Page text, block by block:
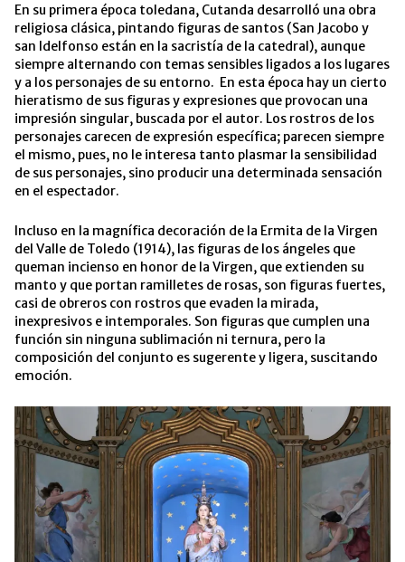
En su primera época toledana, Cutanda desarrolló una obra
religiosa clásica, pintando figuras de santos (San Jacobo y
san Idelfonso están en la sacristía de la catedral), aunque
siempre alternando con temas sensibles ligados a los lugares
y a los personajes de su entorno. En esta época hay un cierto
hieratismo de sus figuras y expresiones que provocan una
impresión singular, buscada por el autor. Los rostros de los
personajes carecen de expresión específica; parecen siempre
el mismo, pues, no le interesa tanto plasmar la sensibilidad
de sus personajes, sino producir una determinada sensación
en el espectador.
Incluso en la magnífica decoración de la Ermita de la Virgen
del Valle de Toledo (1914), las figuras de los ángeles que
queman incienso en honor de la Virgen, que extienden su
manto y que portan ramilletes de rosas, son figuras fuertes,
casi de obreros con rostros que evaden la mirada,
inexpresivos e intemporales. Son figuras que cumplen una
función sin ninguna sublimación ni ternura, pero la
composición del conjunto es sugerente y ligera, suscitando
emoción.